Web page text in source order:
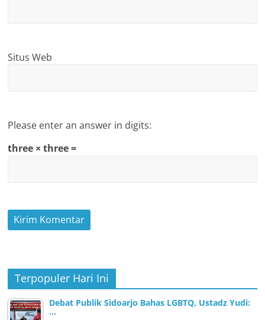
Situs Web
Please enter an answer in digits:
three × three =
Terpopuler Hari Ini
Debat Publik Sidoarjo Bahas LGBTQ, Ustadz Yudi:
…